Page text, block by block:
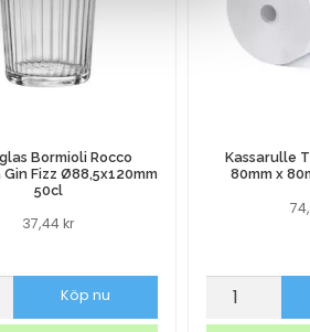
Bormioli Rocco
Gin Fizz Ø88,5x120mm
50cl
37,44kr
Köp nu
Kassarulle
80mm x
Kassarulle